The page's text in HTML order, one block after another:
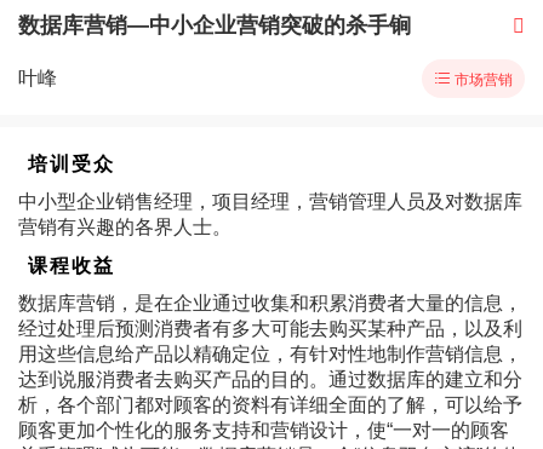
数据库营销―中小企业营销突破的杀手锏 
叶峰  市场营销
培训受众
中小型企业销售经理，项目经理，营销管理人员及对数据库
营销有兴趣的各界人士。
课程收益
数据库营销，是在企业通过收集和积累消费者大量的信息，
经过处理后预测消费者有多大可能去购买某种产品，以及利
用这些信息给产品以精确定位，有针对性地制作营销信息，
达到说服消费者去购买产品的目的。通过数据库的建立和分
析，各个部门都对顾客的资料有详细全面的了解，可以给予
顾客更加个性化的服务支持和营销设计，使“一对一的顾客